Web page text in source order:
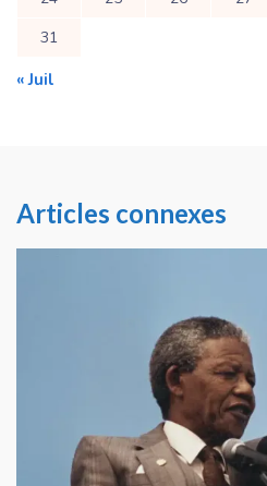
31
« Juil
Articles connexes